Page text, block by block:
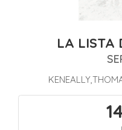
LA LISTA